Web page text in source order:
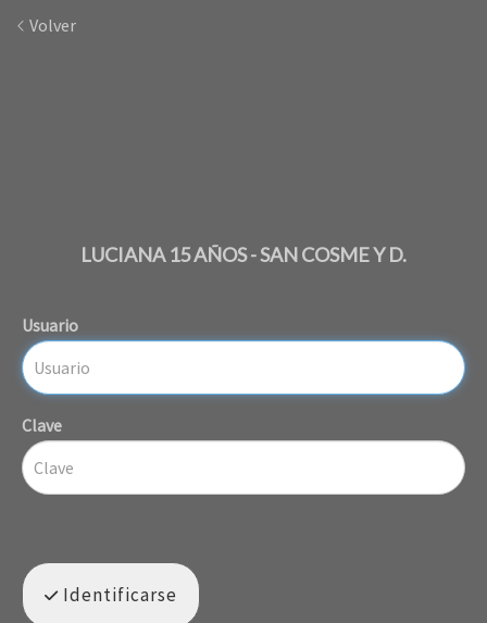
Volver
LUCIANA 15 AÑOS - SAN COSME Y D.
Usuario
Clave
Identificarse